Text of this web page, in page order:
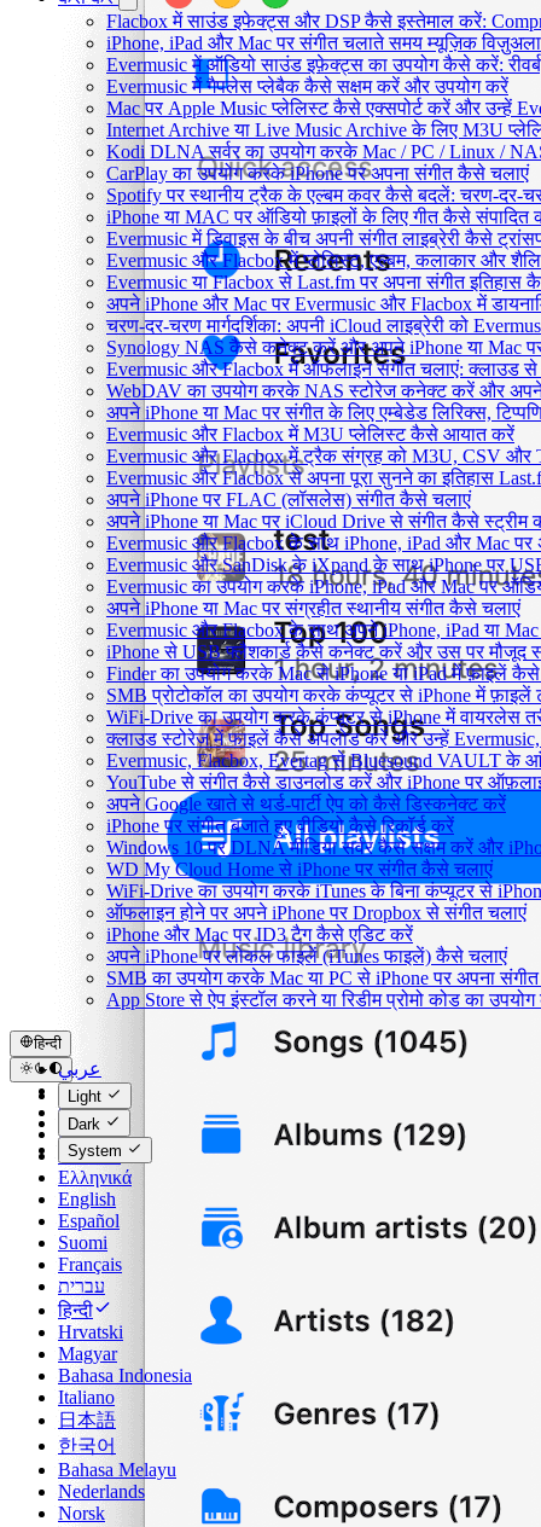
Flacbox में साउंड इफेक्ट्स और DSP कैसे इस्तेमाल करें:
iPhone, iPad और Mac पर संगीत चलाते समय म्यूज़िक
Evermusic में ऑडियो साउंड इफ़ेक्ट्स का उपयोग कैसे करें:
Evermusic में गैपलेस प्लेबैक कैसे सक्षम करें और उपयोग करें
Mac पर Apple Music प्लेलिस्ट कैसे एक्सपोर्ट करें और उन्हें
Internet Archive या Live Music Archive के लिए M3U
Kodi DLNA सर्वर का उपयोग करके Mac / PC / Linux /
CarPlay का उपयोग करके iPhone पर अपना संगीत कैसे चलाएं
Spotify पर स्थानीय ट्रैक के एल्बम कवर कैसे बदलें: चरण-दर-
iPhone या MAC पर ऑडियो फ़ाइलों के लिए गीत कैसे संपादित
Evermusic में डिवाइस के बीच अपनी संगीत लाइब्रेरी कैसे
Evermusic और Flacbox में प्लेलिस्ट, एल्बम, कलाकार और
Evermusic या Flacbox से Last.fm पर अपना संगीत इतिहास
अपने iPhone और Mac पर Evermusic और Flacbox में
चरण-दर-चरण मार्गदर्शिका: अपनी iCloud लाइब्रेरी को
Synology NAS कैसे कनेक्ट करें और अपने iPhone या Mac
Evermusic और Flacbox में ऑफलाइन संगीत चलाएं: क्लाउड
WebDAV का उपयोग करके NAS स्टोरेज कनेक्ट करें और अपने
अपने iPhone या Mac पर संगीत के लिए एम्बेडेड लिरिक्स,
Evermusic और Flacbox में M3U प्लेलिस्ट कैसे आयात करें
Evermusic और Flacbox में ट्रैक संग्रह को M3U, CSV और
Evermusic और Flacbox से अपना पूरा सुनने का इतिहास
अपने iPhone पर FLAC (लॉसलेस) संगीत कैसे चलाएं
अपने iPhone या Mac पर iCloud Drive से संगीत कैसे स्ट्रीम
Evermusic और Flacbox के साथ iPhone, iPad और Mac
Evermusic और SanDisk के iXpand के साथ iPhone पर
Evermusic का उपयोग करके iPhone, iPad और Mac पर
अपने iPhone या Mac पर संग्रहीत स्थानीय संगीत कैसे चलाएं
Evermusic और Flacbox के साथ अपने iPhone, iPad या
iPhone से USB फ्लैशकार्ड कैसे कनेक्ट करें और उस पर मौजूद
Finder का उपयोग करके Mac से iPhone या iPad में फ़ाइलें
SMB प्रोटोकॉल का उपयोग करके कंप्यूटर से iPhone में फ़ाइलें
WiFi-Drive का उपयोग करके कंप्यूटर से iPhone में वायरलेस
क्लाउड स्टोरेज में फाइलें कैसे अपलोड करें और उन्हें
Evermusic, Flacbox, Evertag से Bluesound VAULT के
YouTube से संगीत कैसे डाउनलोड करें और iPhone पर
अपने Google खाते से थर्ड-पार्टी ऐप को कैसे डिस्कनेक्ट करें
iPhone पर संगीत बजाते हुए वीडियो कैसे रिकॉर्ड करें
Windows 10 पर DLNA मीडिया सर्वर कैसे सक्षम करें और
WD My Cloud Home से iPhone पर संगीत कैसे चलाएं
WiFi-Drive का उपयोग करके iTunes के बिना कंप्यूटर से
ऑफलाइन होने पर अपने iPhone पर Dropbox से संगीत चलाएं
iPhone और Mac पर ID3 टैग कैसे एडिट करें
अपने iPhone पर लोकल फाइलें (iTunes फाइलें) कैसे चलाएं
SMB का उपयोग करके Mac या PC से iPhone पर अपना
App Store से ऐप इंस्टॉल करने या रिडीम प्रोमो कोड का
हिन्दी
عربي
Català
Čeština
Dansk
Deutsch
Ελληνικά
English
Español
Suomi
Français
עברית
हिन्दी
Hrvatski
Magyar
Bahasa Indonesia
Italiano
日本語
한국어
Bahasa Melayu
Nederlands
Norsk
Light
Dark
System